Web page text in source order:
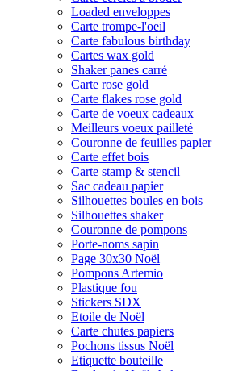
Loaded enveloppes
Carte trompe-l'oeil
Carte fabulous birthday
Cartes wax gold
Shaker panes carré
Carte rose gold
Carte flakes rose gold
Carte de voeux cadeaux
Meilleurs voeux pailleté
Couronne de feuilles papier
Carte effet bois
Carte stamp & stencil
Sac cadeau papier
Silhouettes boules en bois
Silhouettes shaker
Couronne de pompons
Porte-noms sapin
Page 30x30 Noël
Pompons Artemio
Plastique fou
Stickers SDX
Etoile de Noël
Carte chutes papiers
Pochons tissus Noël
Etiquette bouteille